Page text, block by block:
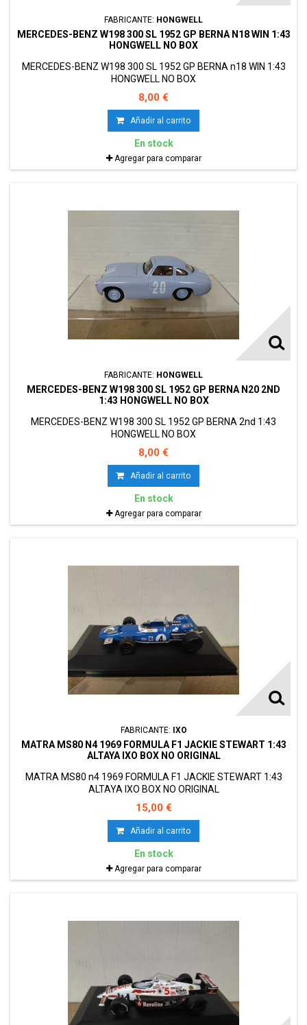
FABRICANTE: HONGWELL
MERCEDES-BENZ W198 300 SL 1952 GP BERNA N18 WIN 1:43
HONGWELL NO BOX
MERCEDES-BENZ W198 300 SL 1952 GP BERNA n18 WIN 1:43
HONGWELL NO BOX
8,00 €
Añadir al carrito
En stock
Agregar para comparar
FABRICANTE: HONGWELL
MERCEDES-BENZ W198 300 SL 1952 GP BERNA N20 2ND
1:43 HONGWELL NO BOX
MERCEDES-BENZ W198 300 SL 1952 GP BERNA 2nd 1:43
HONGWELL NO BOX
8,00 €
Añadir al carrito
En stock
Agregar para comparar
FABRICANTE: IXO
MATRA MS80 N4 1969 FORMULA F1 JACKIE STEWART 1:43
ALTAYA IXO BOX NO ORIGINAL
MATRA MS80 n4 1969 FORMULA F1 JACKIE STEWART 1:43
ALTAYA IXO BOX NO ORIGINAL
15,00 €
Añadir al carrito
En stock
Agregar para comparar